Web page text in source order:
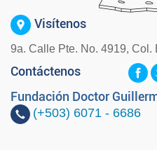
Visítenos
9a. Calle Pte. No. 4919,
Contáctenos
Fundación Doctor
(+503) 6071 - 6686